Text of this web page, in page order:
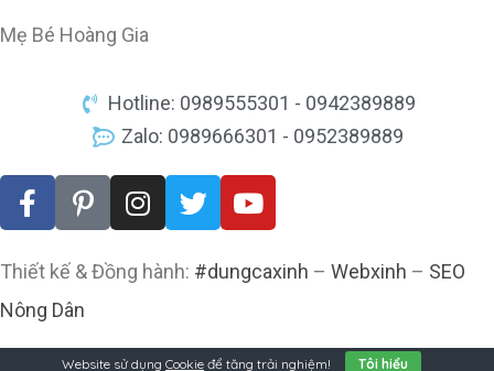
Mẹ Bé Hoàng Gia
Hotline: 0989555301 - 0942389889
Zalo: 0989666301 - 0952389889
Thiết kế & Đồng hành: #dungcaxinh – Webxinh – SEO
Nông Dân
Website sử dụng Cookie để tăng trải nghiệm! Tôi hiểu